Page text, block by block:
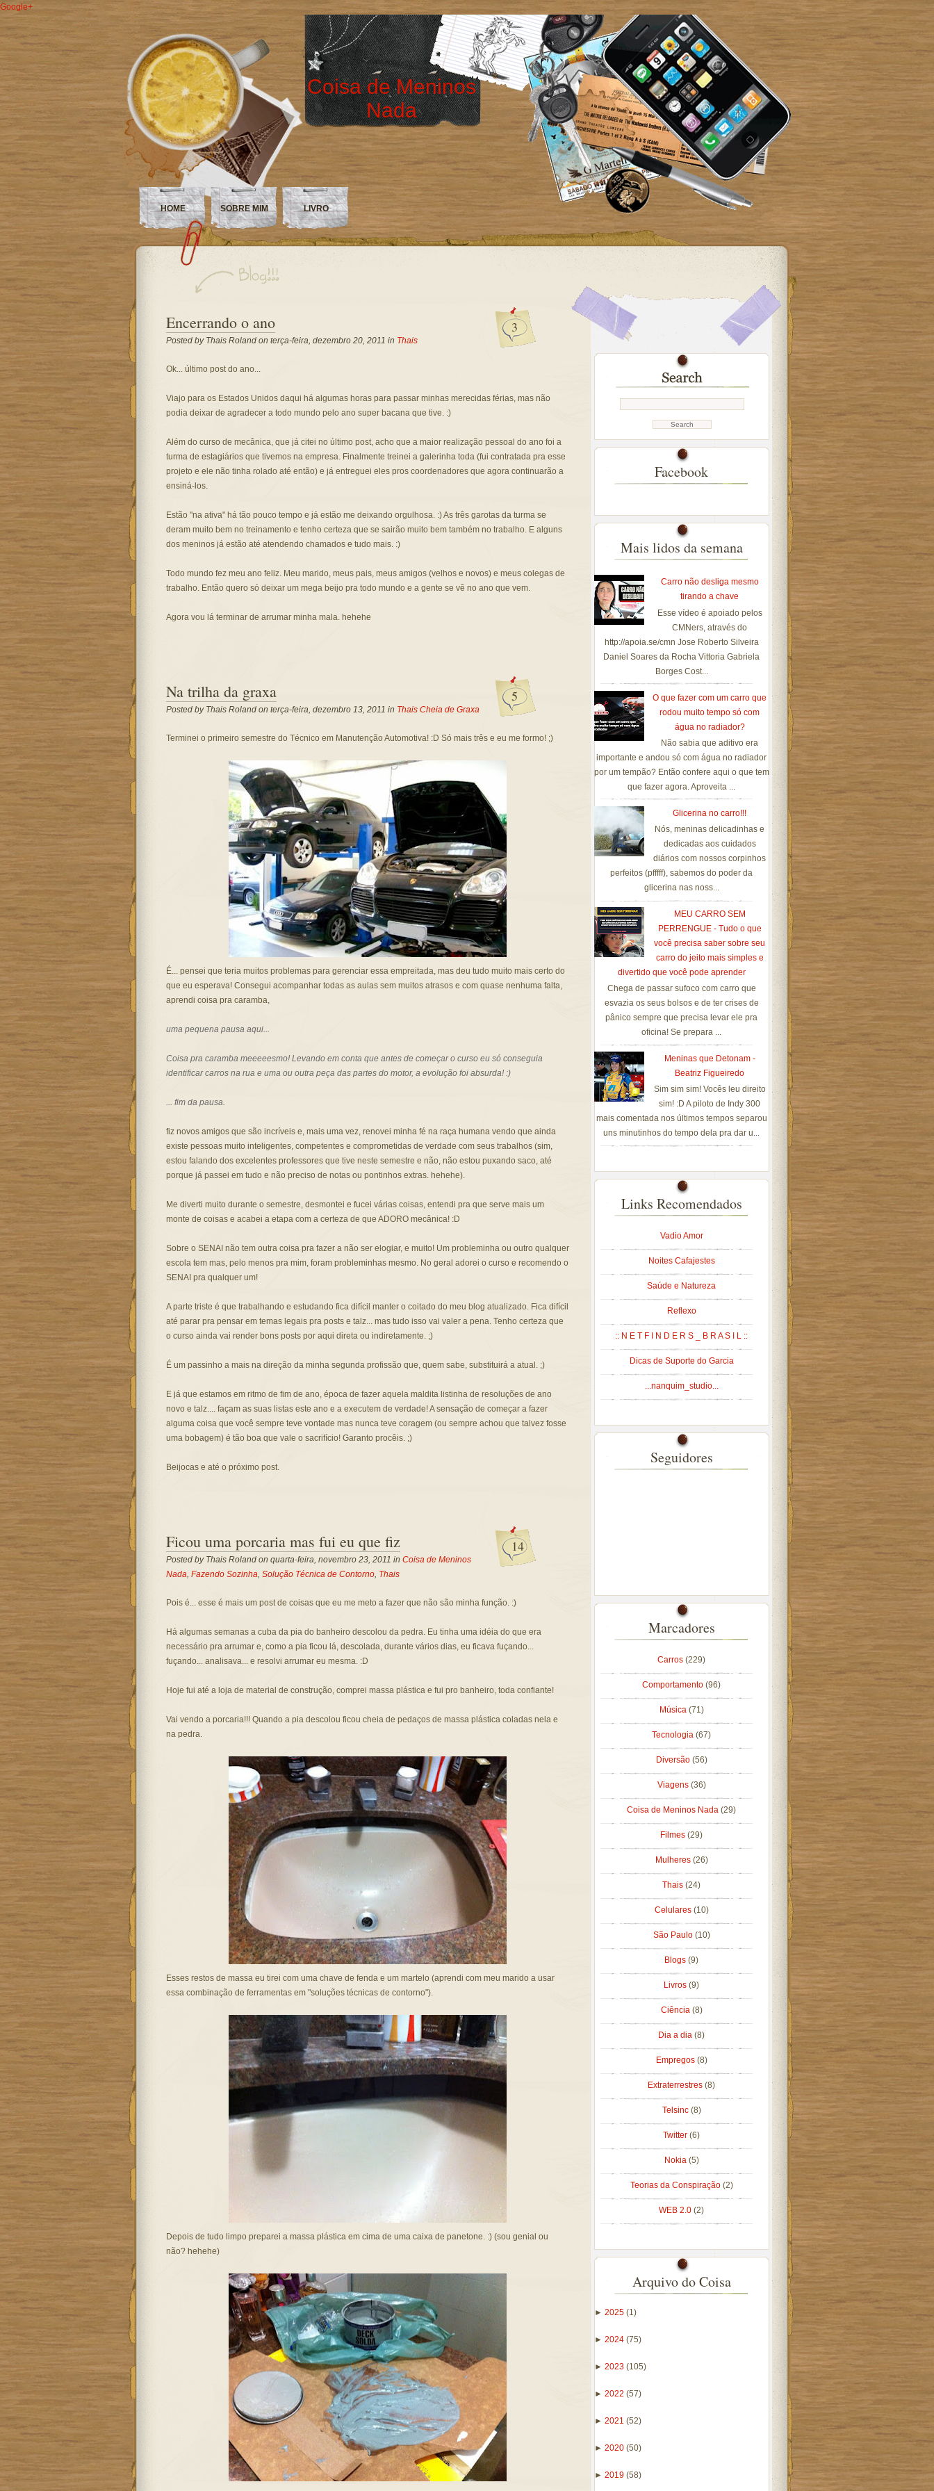
Google+
Coisa de Meninos
Nada
HOME SOBRE MIM LIVRO
3
Encerrando o ano
Posted by Thais Rolandon terça-feira, dezembro 20, 2011 in Thais
Ok... último post do ano...
Viajo para os Estados Unidos daqui há algumas horas para passar minhas merecidas férias, mas não
podia deixar de agradecer a todo mundo pelo ano super bacana que tive. :)
Além do curso de mecânica, que já citei no último post, acho que a maior realização pessoal do ano foi a
turma de estagiários que tivemos na empresa. Finalmente treinei a galerinha toda (fui contratada pra esse
projeto e ele não tinha rolado até então) e já entreguei eles pros coordenadores que agora continuarão a
ensiná-los.
Estão "na ativa" há tão pouco tempo e já estão me deixando orgulhosa. :) As três garotas da turma se
deram muito bem no treinamento e tenho certeza que se sairão muito bem também no trabalho. E alguns
dos meninos já estão até atendendo chamados e tudo mais. :)
Todo mundo fez meu ano feliz. Meu marido, meus pais, meus amigos (velhos e novos) e meus colegas de
trabalho. Então quero só deixar um mega beijo pra todo mundo e a gente se vê no ano que vem.
Agora vou lá terminar de arrumar minha mala. hehehe
5
Na trilha da graxa
Posted by Thais Rolandon terça-feira, dezembro 13, 2011 in Thais Cheia de Graxa
Terminei o primeiro semestre do Técnico em Manutenção Automotiva! :D Só mais três e eu me formo! ;)
É... pensei que teria muitos problemas para gerenciar essa empreitada, mas deu tudo muito mais certo do
que eu esperava! Consegui acompanhar todas as aulas sem muitos atrasos e com quase nenhuma falta,
aprendi coisa pra caramba,
uma pequena pausa aqui...
Coisa pra caramba meeeeesmo! Levando em conta que antes de começar o curso eu só conseguia
identificar carros na rua e uma ou outra peça das partes do motor, a evolução foi absurda! :)
... fim da pausa.
fiz novos amigos que são incríveis e, mais uma vez, renovei minha fé na raça humana vendo que ainda
existe pessoas muito inteligentes, competentes e comprometidas de verdade com seus trabalhos (sim,
estou falando dos excelentes professores que tive neste semestre e não, não estou puxando saco, até
porque já passei em tudo e não preciso de notas ou pontinhos extras. hehehe).
Me diverti muito durante o semestre, desmontei e fucei várias coisas, entendi pra que serve mais um
monte de coisas e acabei a etapa com a certeza de que ADORO mecânica! :D
Sobre o SENAI não tem outra coisa pra fazer a não ser elogiar, e muito! Um probleminha ou outro qualquer
escola tem mas, pelo menos pra mim, foram probleminhas mesmo. No geral adorei o curso e recomendo o
SENAI pra qualquer um!
A parte triste é que trabalhando e estudando fica difícil manter o coitado do meu blog atualizado. Fica difícil
até parar pra pensar em temas legais pra posts e talz... mas tudo isso vai valer a pena. Tenho certeza que
o curso ainda vai render bons posts por aqui direta ou indiretamente. ;)
É um passinho a mais na direção da minha segunda profissão que, quem sabe, substituirá a atual. ;)
E já que estamos em ritmo de fim de ano, época de fazer aquela maldita listinha de resoluções de ano
novo e talz.... façam as suas listas este ano e a executem de verdade! A sensação de começar a fazer
alguma coisa que você sempre teve vontade mas nunca teve coragem (ou sempre achou que talvez fosse
uma bobagem) é tão boa que vale o sacrifício! Garanto procêis. ;)
Beijocas e até o próximo post.
14
Ficou uma porcaria mas fui eu que fiz
Posted by Thais Rolandon quarta-feira, novembro 23, 2011 in Coisa de Meninos
Nada, Fazendo Sozinha, Solução Técnica de Contorno, Thais
Pois é... esse é mais um post de coisas que eu me meto a fazer que não são minha função. :)
Há algumas semanas a cuba da pia do banheiro descolou da pedra. Eu tinha uma idéia do que era
necessário pra arrumar e, como a pia ficou lá, descolada, durante vários dias, eu ficava fuçando...
fuçando... analisava... e resolvi arrumar eu mesma. :D
Hoje fui até a loja de material de construção, comprei massa plástica e fui pro banheiro, toda confiante!
Vai vendo a porcaria!!! Quando a pia descolou ficou cheia de pedaços de massa plástica coladas nela e
na pedra.
Esses restos de massa eu tirei com uma chave de fenda e um martelo (aprendi com meu marido a usar
essa combinação de ferramentas em "soluções técnicas de contorno").
Depois de tudo limpo preparei a massa plástica em cima de uma caixa de panetone. :) (sou genial ou
não? hehehe)
Facebook
Mais lidos da semana
Carro não desliga mesmo
tirando a chave
Esse vídeo é apoiado pelos
CMNers, através do
http://apoia.se/cmn Jose Roberto Silveira
Daniel Soares da Rocha Vittoria Gabriela
Borges Cost...
O que fazer com um carro que
rodou muito tempo só com
água no radiador?
Não sabia que aditivo era
importante e andou só com água no radiador
por um tempão? Então confere aqui o que tem
que fazer agora. Aproveita ...
Glicerina no carro!!!
Nós, meninas delicadinhas e
dedicadas aos cuidados
diários com nossos corpinhos
perfeitos (pfffff), sabemos do poder da
glicerina nas noss...
MEU CARRO SEM
PERRENGUE - Tudo o que
você precisa saber sobre seu
carro do jeito mais simples e
divertido que você pode aprender
Chega de passar sufoco com carro que
esvazia os seus bolsos e de ter crises de
pânico sempre que precisa levar ele pra
oficina! Se prepara ...
Meninas que Detonam -
Beatriz Figueiredo
Sim sim sim! Vocês leu direito
sim! :D A piloto de Indy 300
mais comentada nos últimos tempos separou
uns minutinhos do tempo dela pra dar u...
Links Recomendados
Vadio Amor
Noites Cafajestes
Saúde e Natureza
Reflexo
:: N E T F I N D E R S _ B R A S I L ::
Dicas de Suporte do Garcia
...nanquim_studio...
Seguidores
Marcadores
Carros (229)
Comportamento (96)
Música (71)
Tecnologia (67)
Diversão (56)
Viagens (36)
Coisa de Meninos Nada (29)
Filmes (29)
Mulheres (26)
Thais (24)
Celulares (10)
São Paulo (10)
Blogs (9)
Livros (9)
Ciência (8)
Dia a dia (8)
Empregos (8)
Extraterrestres (8)
Telsinc (8)
Twitter (6)
Nokia (5)
Teorias da Conspiração (2)
WEB 2.0 (2)
Arquivo do Coisa
► 2025 (1)
► 2024 (75)
► 2023 (105)
► 2022 (57)
► 2021 (52)
► 2020 (50)
► 2019 (58)